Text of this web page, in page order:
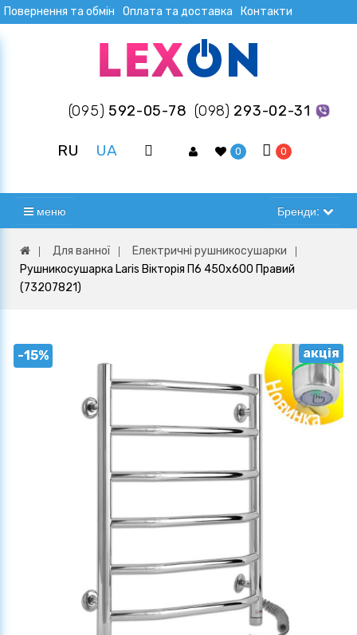
Повернення та обмін Оплата та доставка Контакти
(095) 592-05-78 (098) 293-02-31
RU UA 0 0
меню Бренди:
Для ванної
Електричні рушникосушарки
Рушникосушарка Laris Вікторія П6 450х600 Правий
(73207821)
-15% акція